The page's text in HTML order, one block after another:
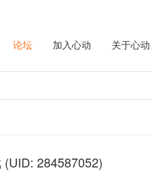
论坛 加入心动 关于心动
(UID: 284587052)